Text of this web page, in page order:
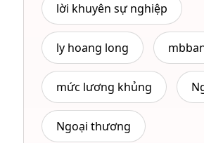
lời khuyên sự nghiệp
ly hoang long
mức lương khủng
Ngoại thương